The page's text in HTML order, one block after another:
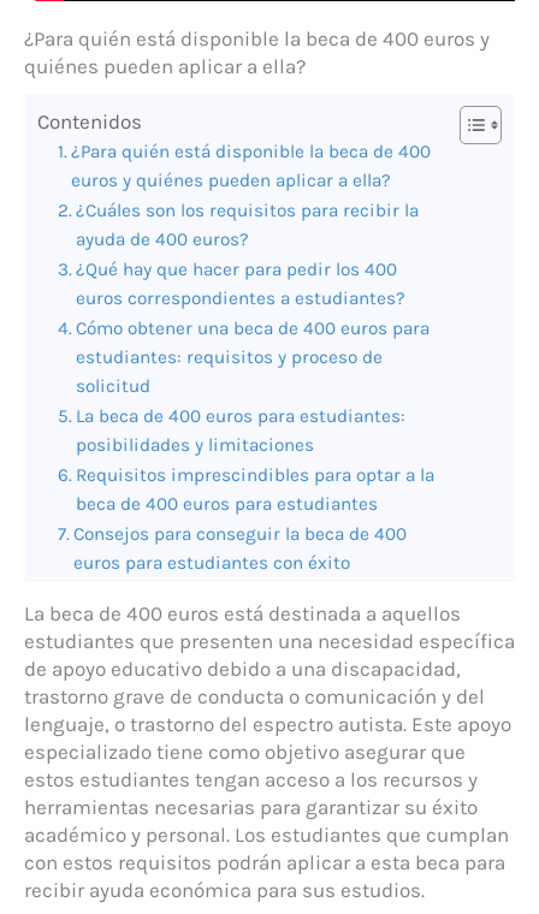
¿Para quién está disponible la beca de 400 euros y
quiénes pueden aplicar a ella?
Contenidos
¿Para quién está disponible la beca de 400
euros y quiénes pueden aplicar a ella?
¿Cuáles son los requisitos para recibir la
ayuda de 400 euros?
¿Qué hay que hacer para pedir los 400
euros correspondientes a estudiantes?
Cómo obtener una beca de 400 euros para
estudiantes: requisitos y proceso de
solicitud
La beca de 400 euros para estudiantes:
posibilidades y limitaciones
Requisitos imprescindibles para optar a la
beca de 400 euros para estudiantes
Consejos para conseguir la beca de 400
euros para estudiantes con éxito
La beca de 400 euros está destinada a aquellos
estudiantes que presenten una necesidad específica
de apoyo educativo debido a una discapacidad,
trastorno grave de conducta o comunicación y del
lenguaje, o trastorno del espectro autista. Este apoyo
especializado tiene como objetivo asegurar que
estos estudiantes tengan acceso a los recursos y
herramientas necesarias para garantizar su éxito
académico y personal. Los estudiantes que cumplan
con estos requisitos podrán aplicar a esta beca para
recibir ayuda económica para sus estudios.